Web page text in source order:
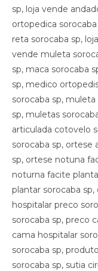
sp, loja vende
ortopedica
reta sorocaba sp,
vende muleta
sp, maca sorocaba
sp, medico
sorocaba sp,
sp, muletas
articulada cotovelo
sorocaba sp, ortese
sp, ortese notuna
noturna facite
plantar sorocaba
hospitalar preco
sorocaba sp, preco
cama hospitalar
sorocaba sp,
sorocaba sp, sutia